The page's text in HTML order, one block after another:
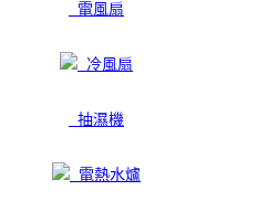
電風扇
冷風扇
抽濕機
電熱水爐